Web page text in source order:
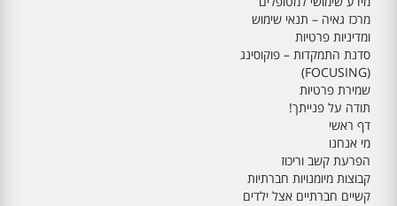
מרכז גאיה – תנאי שימוש
ומדיניות פרטיות
סדנת התמקדות – פוקוסינג
(FOCUSING)
שמירת פרטיות
תודה על פנייתך!
דף ראשי
מי אנחנו
הפרעת קשב וריכוז
קבוצות מיומנויות חברתיות
קשיים חברתיים אצל ילדים